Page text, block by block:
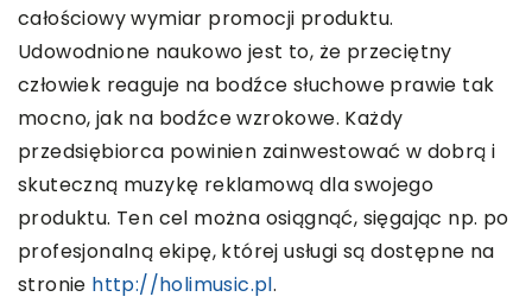
całościowy wymiar promocji produktu.
Udowodnione naukowo jest to, że przeciętny
człowiek reaguje na bodźce słuchowe prawie tak
mocno, jak na bodźce wzrokowe. Każdy
przedsiębiorca powinien zainwestować w dobrą i
skuteczną muzykę reklamową dla swojego
produktu. Ten cel można osiągnąć, sięgając np. po
profesjonalną ekipę, której usługi są dostępne na
stronie http://holimusic.pl.